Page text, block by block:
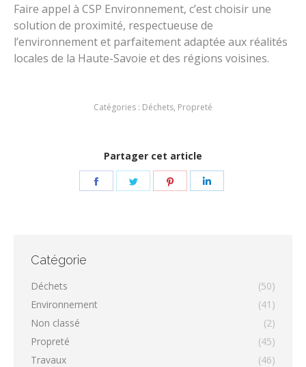
Faire appel à CSP Environnement, c’est choisir une
solution de proximité, respectueuse de
l’environnement et parfaitement adaptée aux réalités
locales de la Haute-Savoie et des régions voisines.
Catégories : Déchets, Propreté
Partager cet article
Partager Partager Partager
Catégorie
Déchets
(50)
Environnement
(41)
Non classé
(2)
Propreté
(45)
Travaux
(46)